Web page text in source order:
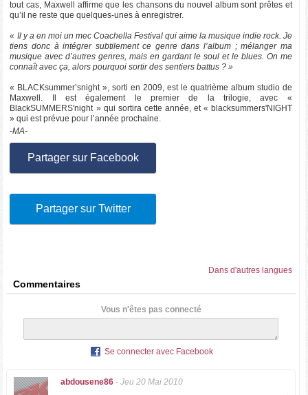
tout cas, Maxwell affirme que les chansons du nouvel album sont prêtes et
qu’il ne reste que quelques-unes à enregistrer.
« Il y a en moi un mec Coachella Festival qui aime la musique indie rock. Je
tiens donc à intégrer subtilement ce genre dans l’album ; mélanger ma
musique avec d’autres genres, mais en gardant le soul et le blues. On me
connaît avec ça, alors pourquoi sortir des sentiers battus ? »
« BLACKsummer’snight », sorti en 2009, est le quatrième album studio de
Maxwell. Il est également le premier de la trilogie, avec «
BlackSUMMERS'night » qui sortira cette année, et « blacksummers'NIGHT
» qui est prévue pour l’année prochaine.
-MA-
Partager sur Facebook
Partager sur Twitter
Dans d'autres langues
Commentaires
Vous n'êtes pas connecté
Se connecter avec Facebook
abdousene86- Jeu 20 Mai 2010